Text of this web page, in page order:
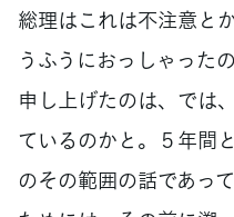
総理はこれは不注意と
うふうにおっしゃった
申し上げたのは、では
ているのかと。５年間
のその範囲の話であっ